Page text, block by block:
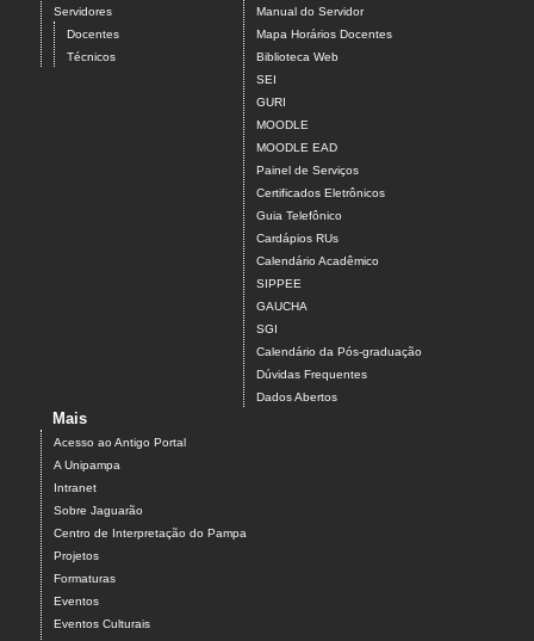
Servidores
Docentes
Técnicos
Manual do Servidor
Mapa Horários Docentes
Biblioteca Web
SEI
GURI
MOODLE
MOODLE EAD
Painel de Serviços
Certificados Eletrônicos
Guia Telefônico
Cardápios RUs
Calendário Acadêmico
SIPPEE
GAUCHA
SGI
Calendário da Pós-graduação
Dúvidas Frequentes
Dados Abertos
Mais
Acesso ao Antigo Portal
A Unipampa
Intranet
Sobre Jaguarão
Centro de Interpretação do Pampa
Projetos
Formaturas
Eventos
Eventos Culturais